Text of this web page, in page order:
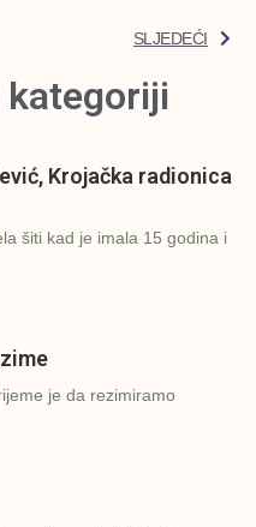
SLJEDEĆI
kategoriji
Krojačka radionica
šiti kad je imala 15 godina i
je da rezimiramo